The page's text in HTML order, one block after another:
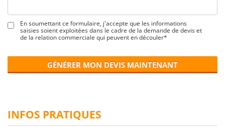
En soumettant ce formulaire, j'accepte que les informations
saisies soient exploitées dans le cadre de la demande de devis et
de la relation commerciale qui peuvent en découler*
GÉNÉRER MON DEVIS MAINTENANT
INFOS PRATIQUES